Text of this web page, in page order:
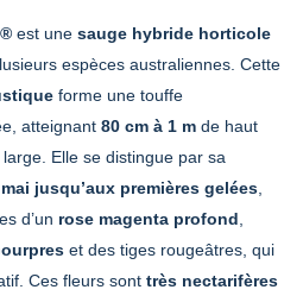
est une sauge hybride horticole
espèces australiennes. Cette
forme une touffe
atteignant 80 cm à 1 m de haut
large. Elle se distingue par sa
jusqu’aux premières gelées
d’un rose magenta profond
et des tiges rougeâtres, qui
Ces fleurs sont très nectarifères